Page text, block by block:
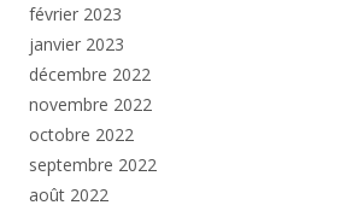
février 2023
janvier 2023
décembre 2022
novembre 2022
octobre 2022
septembre 2022
août 2022